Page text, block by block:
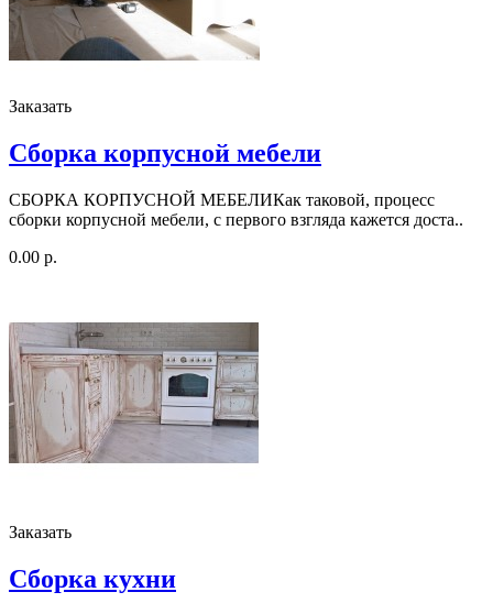
Заказать
Сборка корпусной мебели
СБОРКА КОРПУСНОЙ МЕБЕЛИКак таковой, процесс
сборки корпусной мебели, с первого взгляда кажется доста..
0.00 р.
Заказать
Сборка кухни